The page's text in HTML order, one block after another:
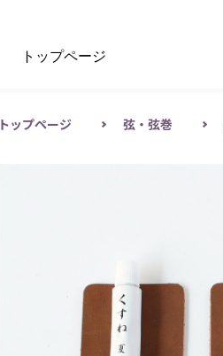
トップページ
トップページ 弦・弦巻